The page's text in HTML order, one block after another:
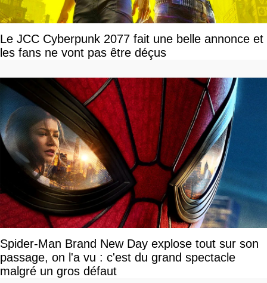
Le JCC Cyberpunk 2077 fait une belle annonce et
les fans ne vont pas être déçus
Spider-Man Brand New Day explose tout sur son
passage, on l'a vu : c'est du grand spectacle
malgré un gros défaut